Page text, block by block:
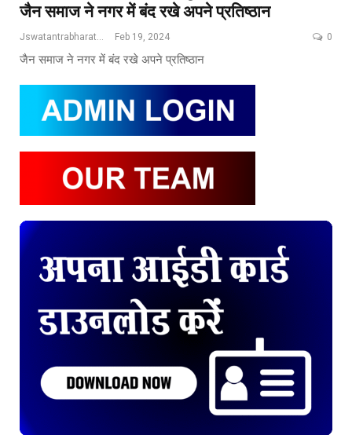
जैन समाज ने नगर में बंद रखे अपने प्रतिष्ठान
Feb 19, 2024 0
जैन समाज ने नगर में बंद रखे अपने प्रतिष्ठान